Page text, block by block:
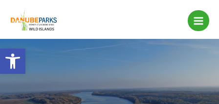
Eszköztár megnyitása
content
Main
navigation